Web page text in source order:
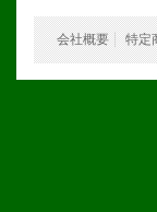
会社概要 特定